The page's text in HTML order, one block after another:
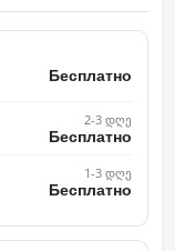
Бесплатно
2-3 დღე
Бесплатно
1-3 დღე
Бесплатно